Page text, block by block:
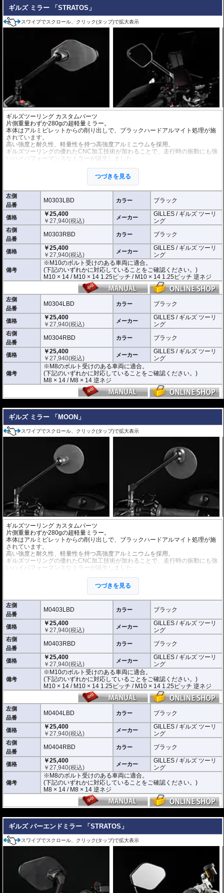
ギルズ ミラー 「STRATOS」
スワイプでスクロール、クリック(タップ)で拡大表示
ギルズツーリング カスタムパーツ
片側重量わずか280gの超軽量ミラー。
本体はアルミビレットからの削り出しで、ブラックハードアルマイト処理が施
されています。
高い強度と耐久性、軽量性を持つ高強度アルミニウムを採用。
ギルズツーリングの優れたCNC加工技術が加わることで、走行時の振動にも強
いハイパフォーマンスなミラーが誕生しました。
付属アダプターは汎用性が高く、多くの車種にご利用いただけます。
※車検対応
※左右別売
※商品は汎用品です。
(取付確認がされているものは下記の適合検索で適合品番をご確認いただけま
す。)
M0303LBD / M0303RBD : M10のボルト受けのある車両に適合
※車体側のミラーの取り付け部分が下記のいずれかのネジに対応していること
をご確認ください。
M10 × 14 / M10 × 14 1.25ピッチ / M10 × 14 1.25ピッチ 逆ネジ
M0304LBD / M0304RBD : M8のボルト受けのある車両に適合
※車体側のミラーの取り付け部分が下記のいずれかのネジに対応していること
M8 × 14 / M8 × 14 逆ネジ
※取付箇所の状況や干渉するものがないかなど、あらかじめ寸法図を参考に実
車にて事前にご確認願います。
つづきを見る
左側
品番
M0303LBD カラー ブラック
価格
￥25,400
￥27,940(税込) メーカー
GILLES / ギルズ ツーリ
ング
右側
品番
M0303RBD カラー ブラック
価格
￥25,400
￥27,940(税込) メーカー
GILLES / ギルズ ツーリ
ング
備考
※M10のボルト受けのある車両に適合。
(下記のいずれかに対応していることをご確認ください。)
M10 × 14 / M10 × 14 1.25ピッチ / M10 × 14 1.25ピッチ 逆ネジ
左側
品番
M0304LBD カラー ブラック
価格
￥25,400
￥27,940(税込) メーカー
GILLES / ギルズ ツーリ
ング
右側
品番
M0304RBD カラー ブラック
価格
￥25,400
￥27,940(税込) メーカー
GILLES / ギルズ ツーリ
ング
備考
※M8のボルト受けのある車両に適合。
(下記のいずれかに対応していることをご確認ください。)
M8 × 14 / M8 × 14 逆ネジ
ギルズ ミラー 「MOON」
スワイプでスクロール、クリック(タップ)で拡大表示
ギルズツーリング カスタムパーツ
片側重量わずか280gの超軽量ミラー。
本体はアルミビレットからの削り出しで、ブラックハードアルマイト処理が施
されています。
高い強度と耐久性、軽量性を持つ高強度アルミニウムを採用。
ギルズツーリングの優れたCNC加工技術が加わることで、走行時の振動にも強
いハイパフォーマンスなミラーが誕生しました。
付属アダプターは汎用性が高く、多くの車種にご利用いただけます。
※車検対応
※左右別売
※商品は汎用品です。
(取付確認がされているものは下記の適合検索で適合品番をご確認いただけま
す。)
M0403LBD / M0403RBD : M10のボルト受けのある車両に適合
※車体側のミラーの取り付け部分が下記のいずれかのネジに対応していること
をご確認ください。
M10 × 14 / M10 × 14 1.25ピッチ / M10 × 14 1.25ピッチ 逆ネジ
M0404LBD / M0404RBD : M8のボルト受けのある車両に適合
※車体側のミラーの取り付け部分が下記のいずれかのネジに対応していること
M8 × 14 / M8 × 14 逆ネジ
※取付箇所の状況や干渉するものがないかなど、あらかじめ寸法図を参考に実
車にて事前にご確認願います。
つづきを見る
左側
品番
M0403LBD カラー ブラック
価格
￥25,400
￥27,940(税込) メーカー
GILLES / ギルズ ツーリ
ング
右側
品番
M0403RBD カラー ブラック
価格
￥25,400
￥27,940(税込) メーカー
GILLES / ギルズ ツーリ
ング
備考
※M10のボルト受けのある車両に適合。
(下記のいずれかに対応していることをご確認ください。)
M10 × 14 / M10 × 14 1.25ピッチ / M10 × 14 1.25ピッチ 逆ネジ
左側
品番
M0404LBD カラー ブラック
価格
￥25,400
￥27,940(税込) メーカー
GILLES / ギルズ ツーリ
ング
右側
品番
M0404RBD カラー ブラック
価格
￥25,400
￥27,940(税込) メーカー
GILLES / ギルズ ツーリ
ング
備考
※M8のボルト受けのある車両に適合。
(下記のいずれかに対応していることをご確認ください。)
M8 × 14 / M8 × 14 逆ネジ
ギルズ バーエンドミラー 「STRATOS」
スワイプでスクロール、クリック(タップ)で拡大表示